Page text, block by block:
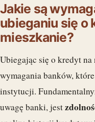
Jakie są
ubieganiu się o
mieszkanie?
Ubiegając się o kredyt
wymagania banków,
instytucji.
uwagę banki, jest